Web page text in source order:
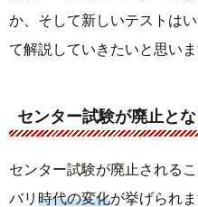
か、そして新しいテストは
て解説していきたいと思いま
センター試験が廃止と
センター試験が廃止される
バリ 時代の変化が挙げられま